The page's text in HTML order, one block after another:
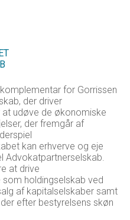
for Gorrissen
der driver
udøve de økonomiske
der fremgår af
kan erhverve og eje
Advokatpartnerselskab.
at drive
holdingselskab ved
af kapitalselskaber samt
efter bestyrelsens skøn